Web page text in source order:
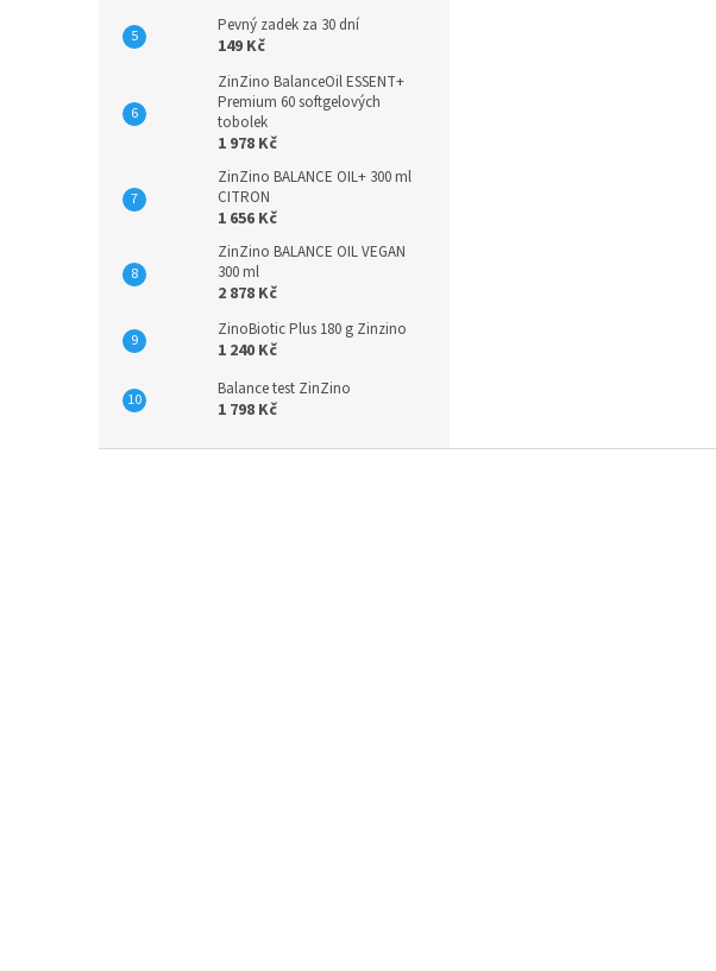
Pevný zadek za 30 dní
149 Kč
ZinZino BalanceOil ESSENT+
Premium 60 softgelových
tobolek
1 978 Kč
ZinZino BALANCE OIL+ 300 ml
CITRON
1 656 Kč
ZinZino BALANCE OIL VEGAN
300 ml
2 878 Kč
ZinoBiotic Plus 180 g Zinzino
1 240 Kč
Balance test ZinZino
1 798 Kč